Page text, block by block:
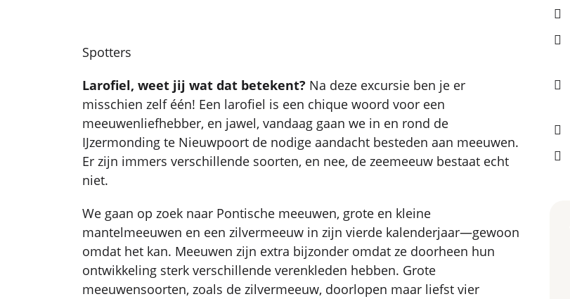
Spotters
Larofiel, weet jij wat dat betekent? Na deze excursie ben je er
misschien zelf één! Een larofiel is een chique woord voor een
meeuwenliefhebber, en jawel, vandaag gaan we in en rond de
IJzermonding te Nieuwpoort de nodige aandacht besteden aan meeuwen.
Er zijn immers verschillende soorten, en nee, de zeemeeuw bestaat echt
niet.
We gaan op zoek naar Pontische meeuwen, grote en kleine
mantelmeeuwen en een zilvermeeuw in zijn vierde kalenderjaar—gewoon
omdat het kan. Meeuwen zijn extra bijzonder omdat ze doorheen hun
ontwikkeling sterk verschillende verenkleden hebben. Grote
meeuwensoorten, zoals de zilvermeeuw, doorlopen maar liefst vier